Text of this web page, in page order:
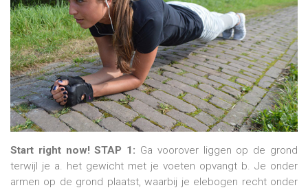
Start right now!STAP 1: Ga voorover liggen op de grond
terwijl je a. het gewicht met je voeten opvangt b. Je onder
armen op de grond plaatst, waarbij je elebogen recht onder